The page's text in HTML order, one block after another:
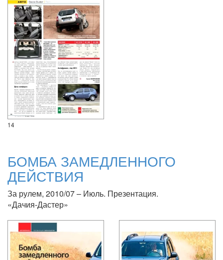
14
БОМБА ЗАМЕДЛЕННОГО
ДЕЙСТВИЯ
За рулем, 2010/07 – Июль. Презентация.
«Дачия-Дастер»